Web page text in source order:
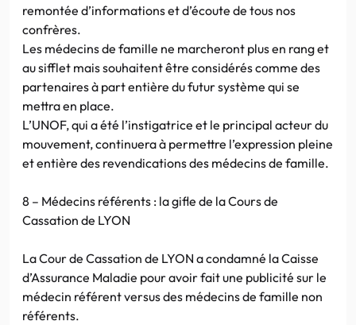
remontée d’informations et d’écoute de tous nos
confrères.
Les médecins de famille ne marcheront plus en rang et
au sifflet mais souhaitent être considérés comme des
partenaires à part entière du futur système qui se
mettra en place.
L’UNOF, qui a été l’instigatrice et le principal acteur du
mouvement, continuera à permettre l’expression pleine
et entière des revendications des médecins de famille.
8 – Médecins référents : la gifle de la Cours de
Cassation de LYON
La Cour de Cassation de LYON a condamné la Caisse
d’Assurance Maladie pour avoir fait une publicité sur le
médecin référent versus des médecins de famille non
référents.